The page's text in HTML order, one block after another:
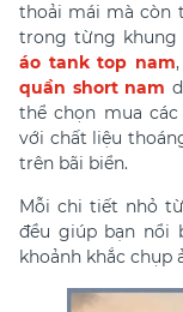
thoải mái mà còn
trong từng
áo tank top nam
quần short nam
thể chọn mua
với chất liệu
trên bãi biển.
Mỗi chi tiết nhỏ
đều giúp bạn nổi
khoảnh khắc chụp